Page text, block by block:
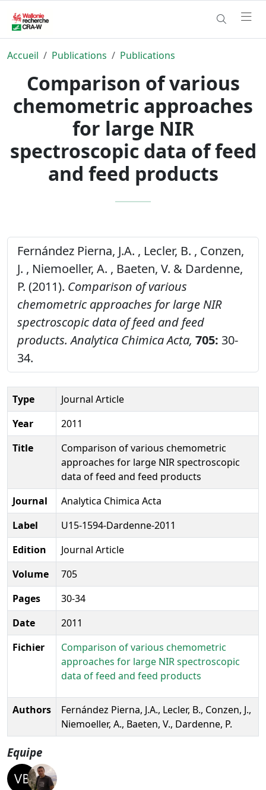
Accueil Publications Publications
Comparison of various
chemometric approaches
for large NIR
spectroscopic data of feed
and feed products
Fernández Pierna, J.A. , Lecler, B. , Conzen,
J. , Niemoeller, A. , Baeten, V. & Dardenne,
P. (2011). Comparison of various
chemometric approaches for large NIR
spectroscopic data of feed and feed
products. Analytica Chimica Acta, 705: 30-
34.
Type
Journal Article
Year
2011
Title
Comparison of various chemometric
approaches for large NIR spectroscopic
data of feed and feed products
Journal
Analytica Chimica Acta
Label
U15-1594-Dardenne-2011
Edition
Journal Article
Volume
705
Pages
30-34
Date
2011
Fichier
Comparison of various chemometric
approaches for large NIR spectroscopic
data of feed and feed products
Authors
Fernández Pierna, J.A., Lecler, B., Conzen, J.,
Niemoeller, A., Baeten, V., Dardenne, P.
Equipe